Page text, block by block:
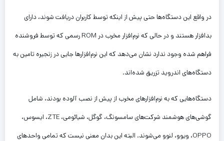
در واقع این دستگاه‌ها حتی پیش از اینکه توسط کاربران دریافت شوند، دارای
بدافزار هستند و در حالی که نرم‌افزار مخرب در ROM رسمی که توسط فروشنده
فراهم شده وجود ندارد نشان می‌دهد که این نرم‌افزارها جایی در زنجیره تامین به
دستگاه‌های اندروید تزریق شده‌اند.
دستگاه‌هایی که به نرم‌افزارهای مخرب از پیش از نصب آلوده بودند، شامل
گوشی‌های هوشمند شرکت‌های سامسونگ، گوگل، شیائومی، ZTE، ایسوس،
OPPO، ویوو، لنوو می‌شوند. البته این بدان معنی نیست که تمامی واحدهای